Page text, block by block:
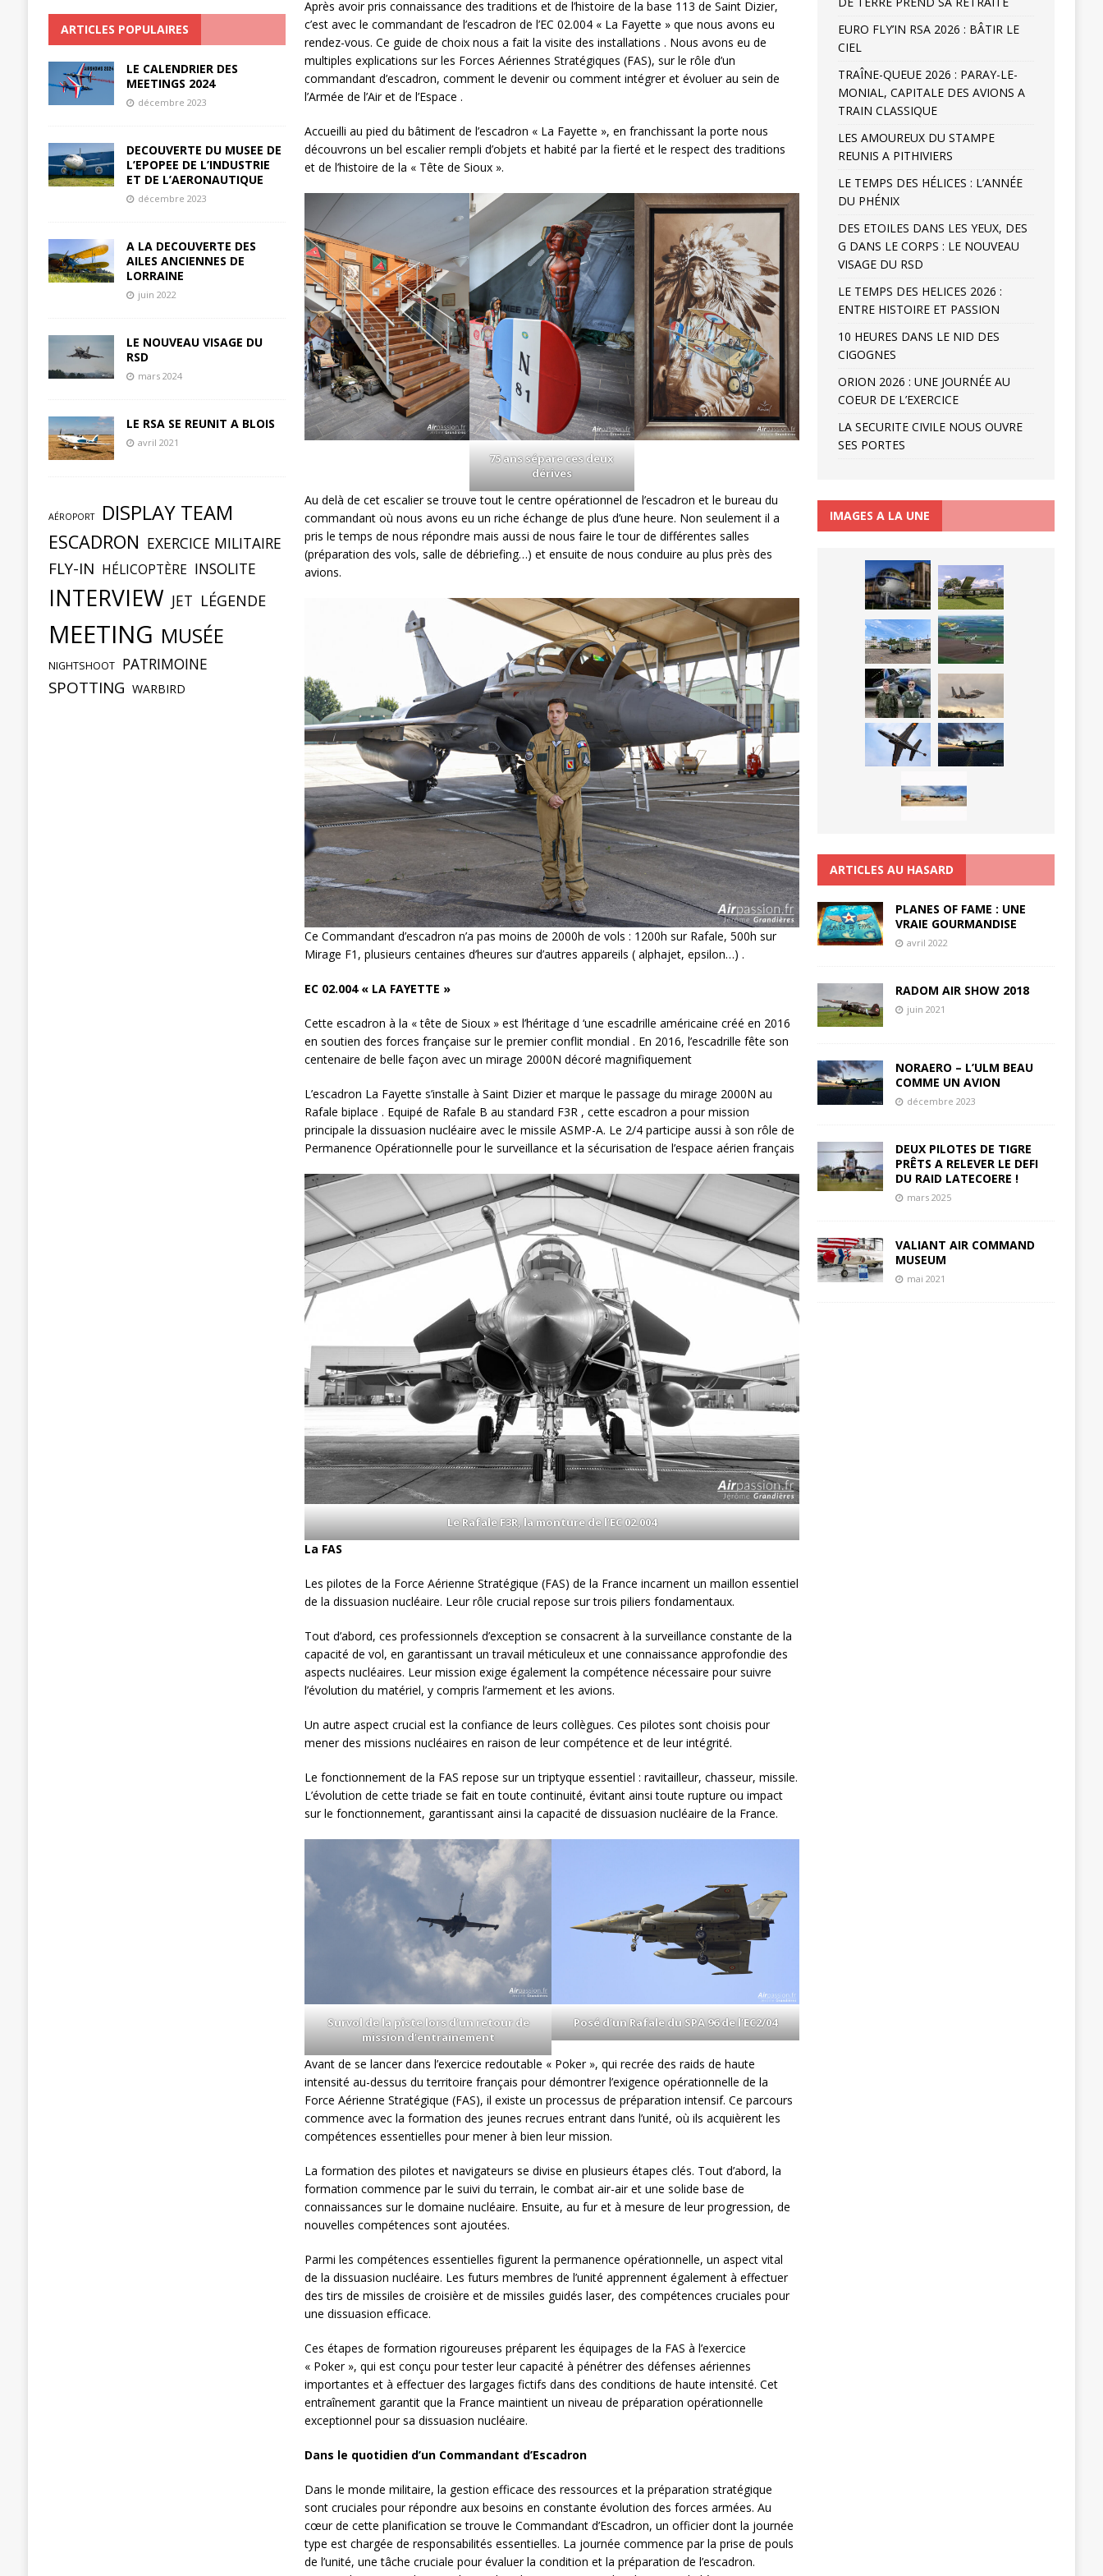
Après avoir pris connaissance des traditions et de l’histoire de la base 113 de Saint Dizier,
c’est avec le commandant de l’escadron de l’EC 02.004 « La Fayette » que nous avons eu
rendez-vous. Ce guide de choix nous a fait la visite des installations . Nous avons eu de
multiples explications sur les Forces Aériennes Stratégiques (FAS), sur le rôle d’un
commandant d’escadron, comment le devenir ou comment intégrer et évoluer au sein de
l’Armée de l’Air et de l’Espace .
Accueilli au pied du bâtiment de l’escadron « La Fayette », en franchissant la porte nous
découvrons un bel escalier rempli d’objets et habité par la fierté et le respect des traditions
et de l’histoire de la « Tête de Sioux ».
75 ans sépare ces deux
dérives
Au delà de cet escalier se trouve tout le centre opérationnel de l’escadron et le bureau du
commandant où nous avons eu un riche échange de plus d’une heure. Non seulement il a
pris le temps de nous répondre mais aussi de nous faire le tour de différentes salles
(préparation des vols, salle de débriefing…) et ensuite de nous conduire au plus près des
avions.
Ce Commandant d’escadron n’a pas moins de 2000h de vols : 1200h sur Rafale, 500h sur
Mirage F1, plusieurs centaines d’heures sur d’autres appareils ( alphajet, epsilon…) .
EC 02.004 « LA FAYETTE »
Cette escadron à la « tête de Sioux » est l’héritage d ‘une escadrille américaine créé en 2016
en soutien des forces française sur le premier conflit mondial . En 2016, l’escadrille fête son
centenaire de belle façon avec un mirage 2000N décoré magnifiquement
L’escadron La Fayette s’installe à Saint Dizier et marque le passage du mirage 2000N au
Rafale biplace . Equipé de Rafale B au standard F3R , cette escadron a pour mission
principale la dissuasion nucléaire avec le missile ASMP-A. Le 2/4 participe aussi à son rôle de
Permanence Opérationnelle pour le surveillance et la sécurisation de l’espace aérien français
Le Rafale F3R, la monture de l’EC 02.004
La FAS
Les pilotes de la Force Aérienne Stratégique (FAS) de la France incarnent un maillon essentiel
de la dissuasion nucléaire. Leur rôle crucial repose sur trois piliers fondamentaux.
Tout d’abord, ces professionnels d’exception se consacrent à la surveillance constante de la
capacité de vol, en garantissant un travail méticuleux et une connaissance approfondie des
aspects nucléaires. Leur mission exige également la compétence nécessaire pour suivre
l’évolution du matériel, y compris l’armement et les avions.
Un autre aspect crucial est la confiance de leurs collègues. Ces pilotes sont choisis pour
mener des missions nucléaires en raison de leur compétence et de leur intégrité.
Le fonctionnement de la FAS repose sur un triptyque essentiel : ravitailleur, chasseur, missile.
L’évolution de cette triade se fait en toute continuité, évitant ainsi toute rupture ou impact
sur le fonctionnement, garantissant ainsi la capacité de dissuasion nucléaire de la France.
Survol de la piste lors d’un retour de
mission d’entrainement
Posé d’un Rafale du SPA 96 de l’EC2/04
Avant de se lancer dans l’exercice redoutable « Poker », qui recrée des raids de haute
intensité au-dessus du territoire français pour démontrer l’exigence opérationnelle de la
Force Aérienne Stratégique (FAS), il existe un processus de préparation intensif. Ce parcours
commence avec la formation des jeunes recrues entrant dans l’unité, où ils acquièrent les
compétences essentielles pour mener à bien leur mission.
La formation des pilotes et navigateurs se divise en plusieurs étapes clés. Tout d’abord, la
formation commence par le suivi du terrain, le combat air-air et une solide base de
connaissances sur le domaine nucléaire. Ensuite, au fur et à mesure de leur progression, de
nouvelles compétences sont ajoutées.
Parmi les compétences essentielles figurent la permanence opérationnelle, un aspect vital
de la dissuasion nucléaire. Les futurs membres de l’unité apprennent également à effectuer
des tirs de missiles de croisière et de missiles guidés laser, des compétences cruciales pour
une dissuasion efficace.
Ces étapes de formation rigoureuses préparent les équipages de la FAS à l’exercice
« Poker », qui est conçu pour tester leur capacité à pénétrer des défenses aériennes
importantes et à effectuer des largages fictifs dans des conditions de haute intensité. Cet
entraînement garantit que la France maintient un niveau de préparation opérationnelle
exceptionnel pour sa dissuasion nucléaire.
Dans le quotidien d’un Commandant d’Escadron
Dans le monde militaire, la gestion efficace des ressources et la préparation stratégique
sont cruciales pour répondre aux besoins en constante évolution des forces armées. Au
cœur de cette planification se trouve le Commandant d’Escadron, un officier dont la journée
type est chargée de responsabilités essentielles. La journée commence par la prise de pouls
de l’unité, une tâche cruciale pour évaluer la condition et la préparation de l’escadron.
ARTICLES POPULAIRES
LE CALENDRIER DES
MEETINGS 2024
décembre 2023
DECOUVERTE DU MUSEE DE
L’EPOPEE DE L’INDUSTRIE
ET DE L’AERONAUTIQUE
décembre 2023
A LA DECOUVERTE DES
AILES ANCIENNES DE
LORRAINE
juin 2022
LE NOUVEAU VISAGE DU
RSD
mars 2024
LE RSA SE REUNIT A BLOIS
avril 2021
AÉROPORT DISPLAY TEAM
ESCADRON EXERCICE MILITAIRE
FLY-IN HÉLICOPTÈRE INSOLITE
INTERVIEW JET LÉGENDE
MEETING MUSÉE
NIGHTSHOOT PATRIMOINE
SPOTTING WARBIRD
EURO FLY’IN RSA 2026 : BÂTIR LE
CIEL
TRAÎNE-QUEUE 2026 : PARAY-LE-
MONIAL, CAPITALE DES AVIONS A
TRAIN CLASSIQUE
LES AMOUREUX DU STAMPE
REUNIS A PITHIVIERS
LE TEMPS DES HÉLICES : L’ANNÉE
DU PHÉNIX
DES ETOILES DANS LES YEUX, DES
G DANS LE CORPS : LE NOUVEAU
VISAGE DU RSD
LE TEMPS DES HELICES 2026 :
ENTRE HISTOIRE ET PASSION
10 HEURES DANS LE NID DES
CIGOGNES
ORION 2026 : UNE JOURNÉE AU
COEUR DE L’EXERCICE
LA SECURITE CIVILE NOUS OUVRE
SES PORTES
IMAGES A LA UNE
ARTICLES AU HASARD
PLANES OF FAME : UNE
VRAIE GOURMANDISE
avril 2022
RADOM AIR SHOW 2018
juin 2021
NORAERO – L’ULM BEAU
COMME UN AVION
décembre 2023
DEUX PILOTES DE TIGRE
PRÊTS A RELEVER LE DEFI
DU RAID LATECOERE !
mars 2025
VALIANT AIR COMMAND
MUSEUM
mai 2021